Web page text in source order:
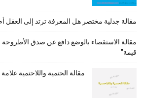
مقالة جدلية مختصر هل المعرفة ترتد إلى العقل
مقالة الاستقصاء بالوضع دافع عن صدق الأطروحة
قيمة"
مقالة الحتمية واللاحتمية